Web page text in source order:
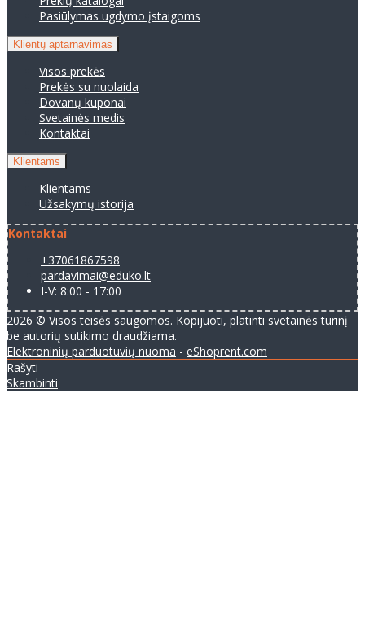
Pasiūlymas ugdymo įstaigoms
Klientų aptarnavimas
Visos prekės
Prekės su nuolaida
Dovanų kuponai
Svetainės medis
Kontaktai
Klientams
Klientams
Užsakymų istorija
Kontaktai
+37061867598
pardavimai@eduko.lt
I-V: 8:00 - 17:00
2026 © Visos teisės saugomos. Kopijuoti, platinti svetainės turinį
be autorių sutikimo draudžiama.
Elektroninių parduotuvių nuoma - eShoprent.com
Rašyti
Skambinti